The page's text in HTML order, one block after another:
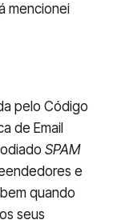
mencionei
pelo Código
de Email
SPAM
e
quando
seus